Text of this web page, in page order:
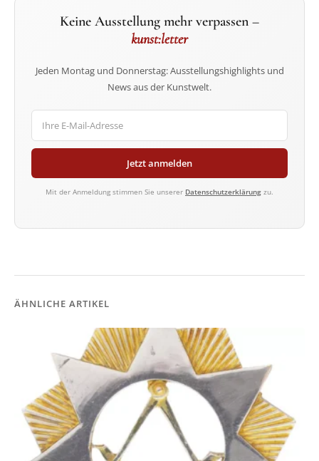
Keine Ausstellung mehr verpassen –
kunst:letter
Jeden Montag und Donnerstag: Ausstellungshighlights und
News aus der Kunstwelt.
Jetzt anmelden
Mit der Anmeldung stimmen Sie unserer Datenschutzerklärung zu.
ÄHNLICHE ARTIKEL